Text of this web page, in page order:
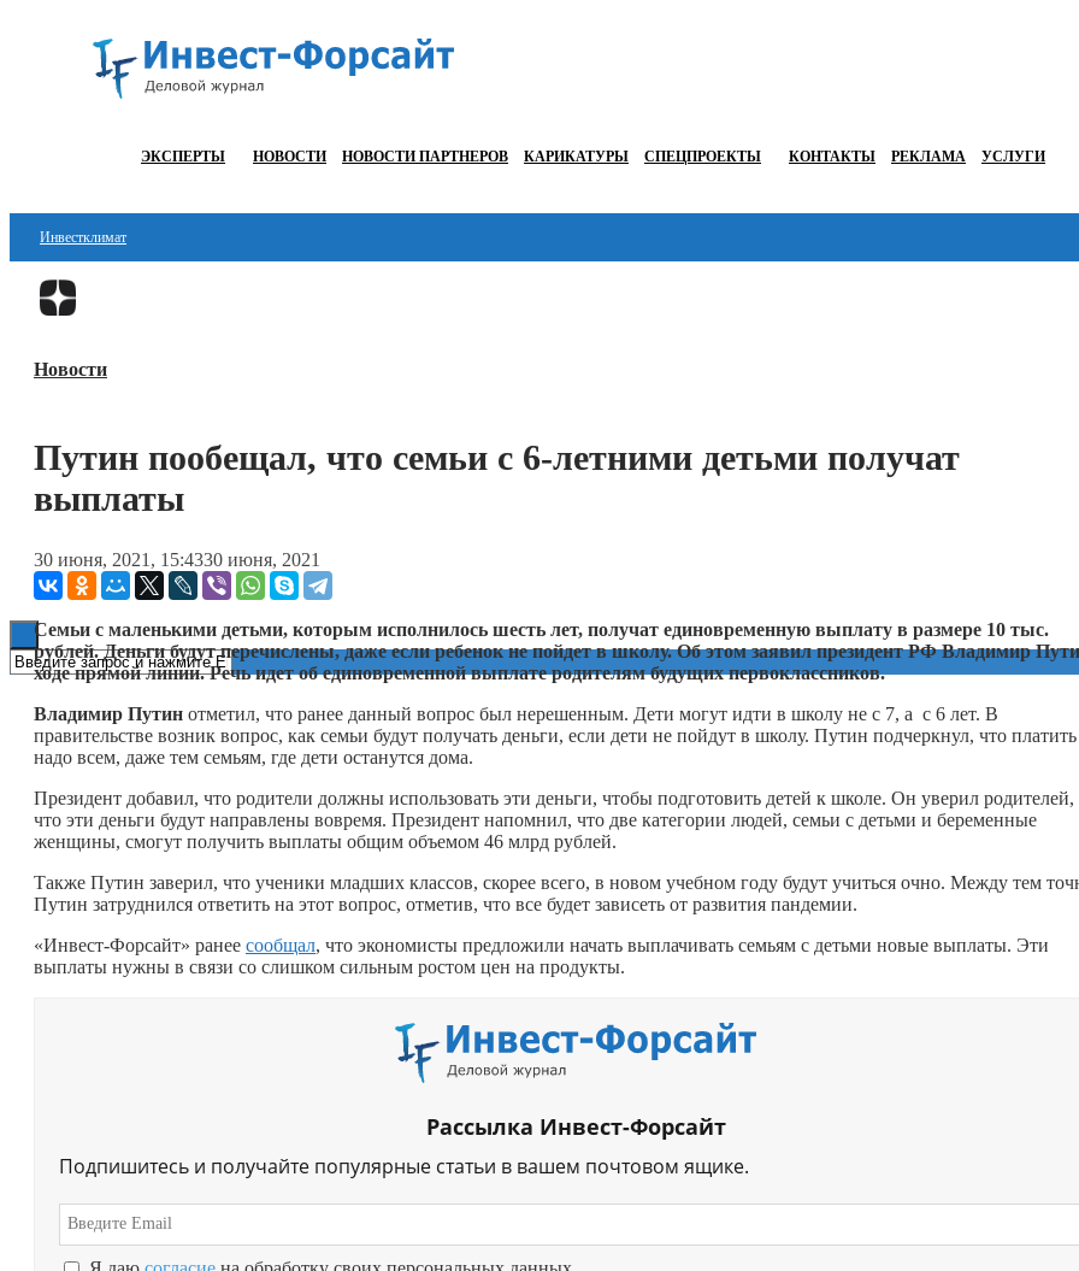
ЭКСПЕРТЫ НОВОСТИ НОВОСТИ ПАРТНЕРОВ КАРИКАТУРЫ СПЕЦПРОЕКТЫ КОНТАКТЫ РЕКЛАМА УСЛУГИ
Инвестклимат
Финансы
Блокчейн
Технологии
Книги
Новости
Путин пообещал, что семьи с 6-летними детьми получат
выплаты
30 июня, 2021, 15:4330 июня, 2021
Семьи с маленькими детьми, которым исполнилось шесть лет, получат единовременную выплату в размере 10 тыс.
рублей. Деньги будут перечислены, даже если ребенок не пойдет в школу. Об этом заявил президент РФ Владимир
ходе прямой линии. Речь идет об единовременной выплате родителям будущих первоклассников.
Владимир Путин отметил, что ранее данный вопрос был нерешенным. Дети могут идти в школу не с 7, а с 6 лет. В
правительстве возник вопрос, как семьи будут получать деньги, если дети не пойдут в школу. Путин подчеркнул, что платить
надо всем, даже тем семьям, где дети останутся дома.
Президент добавил, что родители должны использовать эти деньги, чтобы подготовить детей к школе. Он уверил родителей,
что эти деньги будут направлены вовремя. Президент напомнил, что две категории людей, семьи с детьми и беременные
женщины, смогут получить выплаты общим объемом 46 млрд рублей.
Также Путин заверил, что ученики младших классов, скорее всего, в новом учебном году будут учиться очно. Между тем
Путин затруднился ответить на этот вопрос, отметив, что все будет зависеть от развития пандемии.
«Инвест-Форсайт» ранее сообщал, что экономисты предложили начать выплачивать семьям с детьми новые выплаты. Эти
выплаты нужны в связи со слишком сильным ростом цен на продукты.
Рассылка Инвест-Форсайт
Подпишитесь и получайте популярные статьи в вашем почтовом ящике.